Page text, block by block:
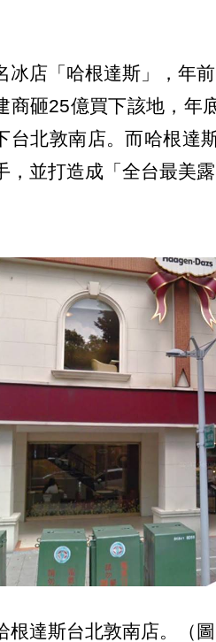
冰店「哈根達斯」，年
商砸25億買下該地，年
台北敦南店。而哈根達
，並打造成「全台最美
根達斯台北敦南店。（圖